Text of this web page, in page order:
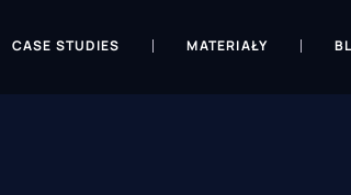
CASE STUDIES MATERIAŁY